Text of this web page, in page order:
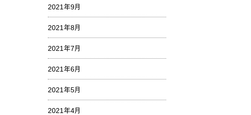
2021年9月
2021年8月
2021年7月
2021年6月
2021年5月
2021年4月